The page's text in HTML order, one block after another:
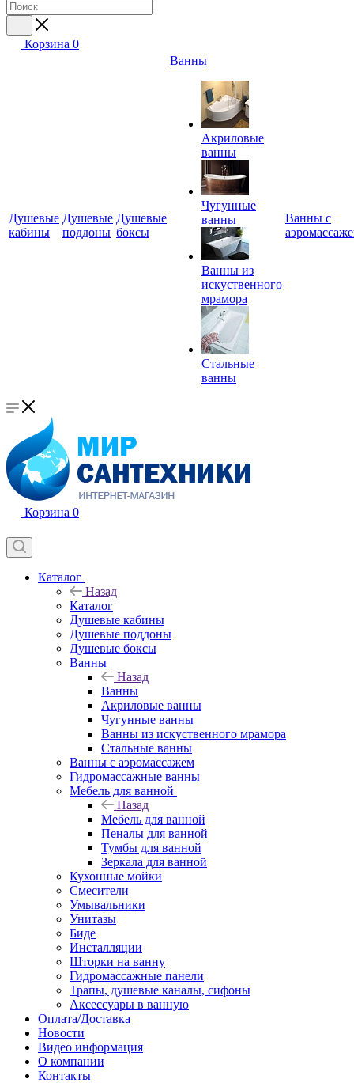
Корзина 0
Душевые
кабины
Душевые
поддоны
Душевые
боксы
Ванны
Акриловые
ванны
Чугунные
ванны
Ванны из
искуственного
мрамора
Стальные
ванны
Ванны с
Корзина 0
Каталог
Назад
Каталог
Душевые кабины
Душевые поддоны
Душевые боксы
Ванны
Назад
Ванны
Акриловые ванны
Чугунные ванны
Ванны из искуственного мрамора
Стальные ванны
Ванны с аэромассажем
Гидромассажные ванны
Мебель для ванной
Назад
Мебель для ванной
Пеналы для ванной
Тумбы для ванной
Зеркала для ванной
Кухонные мойки
Смесители
Умывальники
Унитазы
Биде
Инсталляции
Шторки на ванну
Гидромассажные панели
Трапы, душевые каналы, сифоны
Аксессуары в ванную
Оплата/Доставка
Новости
Видео информация
О компании
Контакты